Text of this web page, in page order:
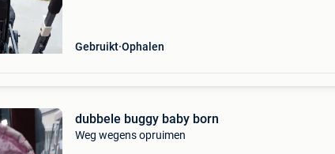
Gebruikt Ophalen
dubbele buggy baby born
Weg wegens opruimen